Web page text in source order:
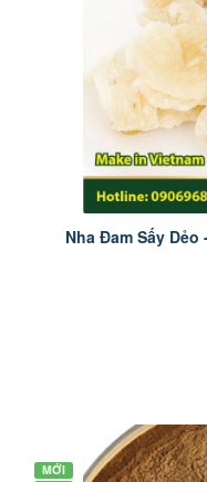
Nha Đam Sấy
MỚI